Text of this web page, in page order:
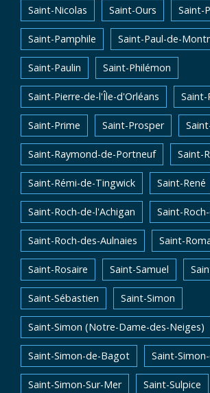
Saint-Nicolas Saint-Ours Saint-
Saint-Pamphile Saint-Paul-de-
Saint-Paulin Saint-Philémon
Saint-Pierre-de-l'Île-d'Orléans Saint-
Saint-Prime Saint-Prosper
Saint-Raymond-de-Portneuf Saint-
Saint-Rémi-de-Tingwick Saint-René
Saint-Roch-de-l'Achigan Saint-
Saint-Roch-des-Aulnaies Saint-
Saint-Rosaire Saint-Samuel
Saint-Sébastien Saint-Simon
Saint-Simon (Notre-Dame-des-Neiges)
Saint-Simon-de-Bagot Saint-
Saint-Simon-Sur-Mer Saint-Sulpice